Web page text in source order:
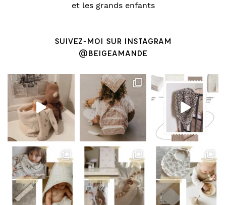
et les grands enfants
SUIVEZ-MOI SUR INSTAGRAM
@BEIGEAMANDE